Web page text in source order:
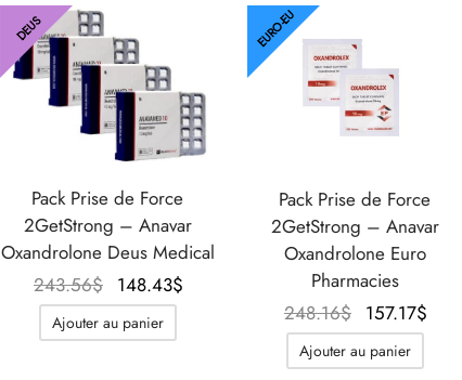
DEUS
Pack Prise de Force
2GetStrong – Anavar
Oxandrolone Deus Medical
243.56$
Le prix
initial
était :
148.43$
Ajouter au panier
EURO-EU
Pack Prise de Force
2GetStrong – Anavar
Oxandrolone Euro
Pharmacies
248.16$
Le prix
initial
était :
157.17$
Ajouter au panier